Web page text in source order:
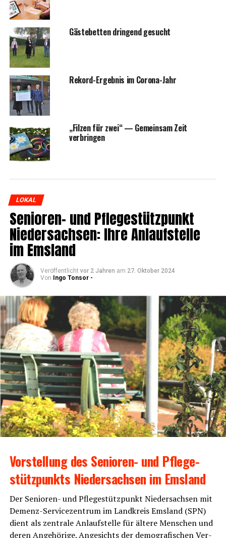
Gäs­te­bet­ten drin­gend gesucht
Rekord-Ergeb­nis im Corona-Jahr
„Fil­zen für zwei“ — Gemein­sam Zeit
verbringen
LOKAL
Senio­ren- und Pfle­ge­stütz­punkt
Nie­der­sach­sen: Ihre Anlauf­stel­le
im Emsland
Veröffentlicht vor 2 Jahren am 27. Oktober 2024
Von
Ingo Tonsor -
Vor­stel­lung des Senio­ren- und Pfle­ge­
stütz­punkts Nie­der­sach­sen im Emsland
Der Senio­ren- und Pfle­ge­stütz­punkt Nie­der­sach­sen mit
Demenz-Ser­vice­zen­trum im Land­kreis Ems­land (SPN)
dient als zen­tra­le Anlauf­stel­le für älte­re Men­schen und
deren Ange­hö­ri­ge. Ange­sichts der demo­gra­fi­schen Ver­